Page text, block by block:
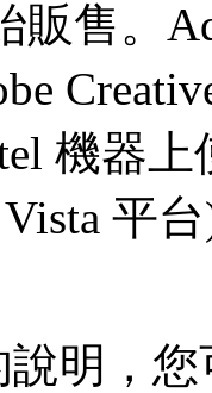
販售。
機器
平
明，